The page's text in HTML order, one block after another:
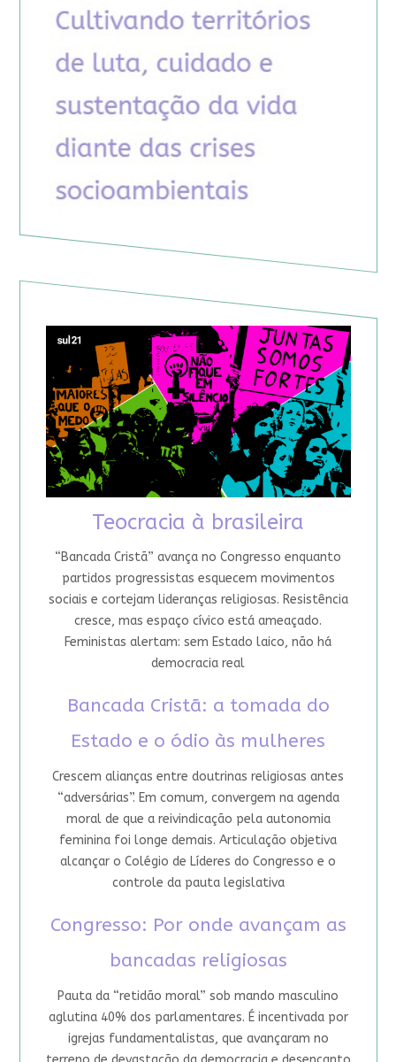
Teocracia à brasileira
“Bancada Cristã” avança no Congresso enquanto
partidos progressistas esquecem movimentos
sociais e cortejam lideranças religiosas. Resistência
cresce, mas espaço cívico está ameaçado.
Feministas alertam: sem Estado laico, não há
democracia real
Bancada Cristã: a tomada do
Estado e o ódio às mulheres
Crescem alianças entre doutrinas religiosas antes
“adversárias”. Em comum, convergem na agenda
moral de que a reivindicação pela autonomia
feminina foi longe demais. Articulação objetiva
alcançar o Colégio de Líderes do Congresso e o
controle da pauta legislativa
Congresso: Por onde avançam as
bancadas religiosas
Pauta da “retidão moral” sob mando masculino
aglutina 40% dos parlamentares. É incentivada por
igrejas fundamentalistas, que avançaram no